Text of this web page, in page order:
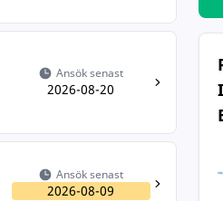
Ansök senast
2026-08-20
Ansök senast
2026-08-09